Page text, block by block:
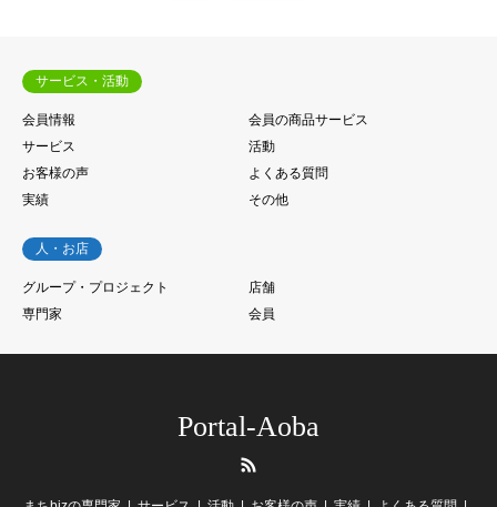
サービス・活動
会員情報
会員の商品サービス
サービス
活動
お客様の声
よくある質問
実績
その他
人・お店
グループ・プロジェクト
店舗
専門家
会員
Portal-Aoba